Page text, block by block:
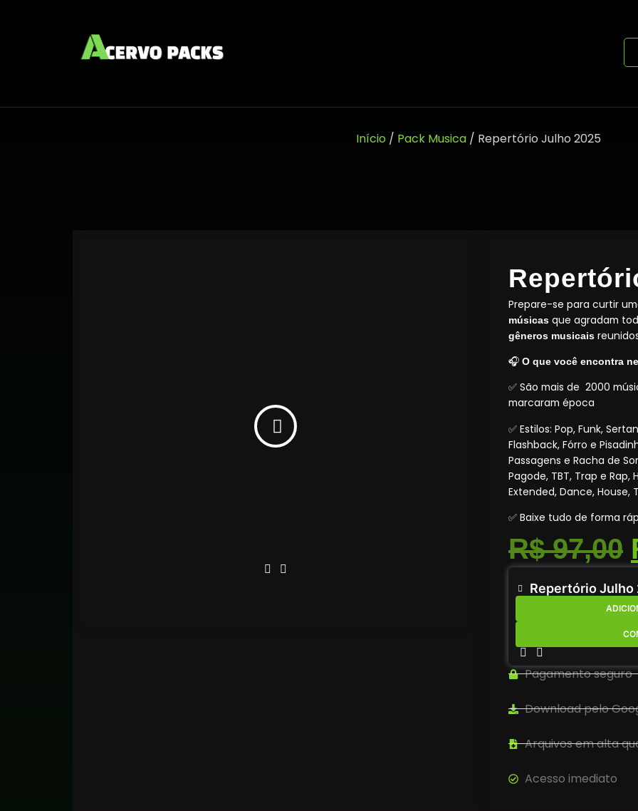
Início / Pack Musica / Repertório Julho 2025
Prepare-se para curtir
músicas que agradam
gêneros musicais
🎧 O que você encontra
✅ São mais de 2000
marcaram época
✅ Estilos: Pop, Funk,
Flashback, Fórro e
Passagens e Racha de
Pagode, TBT, Trap e Rap,
Extended, Dance, House,
✅ Baixe tudo de forma
R$97,00
Repertório Julho
Pagamento seguro
Download pelo
Arquivos em alta
Acesso imediato